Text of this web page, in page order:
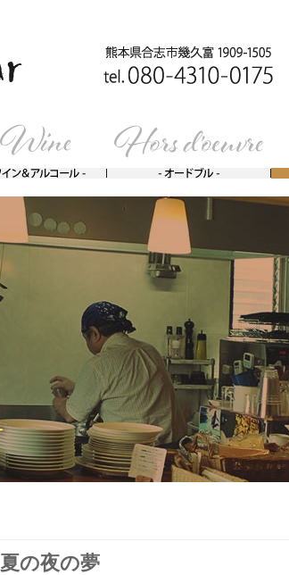
夏の夜の夢